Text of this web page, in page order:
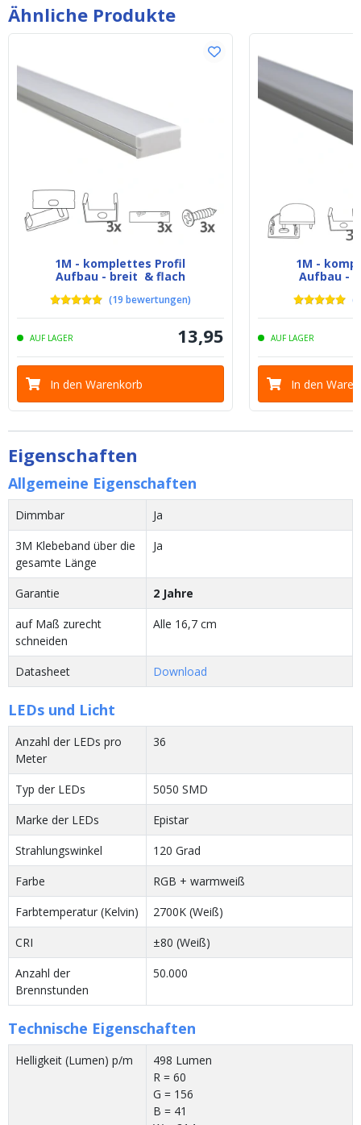
Ähnliche Produkte
1M - komplettes Profil
Aufbau - breit & flach
(19 bewertungen)
AUF LAGER 13,95
In den Warenkorb
1M -
Aufbau -
(
AUF LAGER
In den
Eigenschaften
Allgemeine Eigenschaften
Dimmbar
Ja
3M Klebeband über die
gesamte Länge
Ja
Garantie
2 Jahre
auf Maß zurecht
schneiden
Alle 16,7 cm
Datasheet Download
LEDs und Licht
Anzahl der LEDs pro
Meter
36
Typ der LEDs
5050 SMD
Marke der LEDs
Epistar
Strahlungswinkel
120 Grad
Farbe
RGB + warmweiß
Farbtemperatur (Kelvin)
2700K (Weiß)
CRI
±80 (Weiß)
Anzahl der
Brennstunden
50.000
Technische Eigenschaften
Helligkeit (Lumen) p/m
498 Lumen
R = 60
G = 156
B = 41